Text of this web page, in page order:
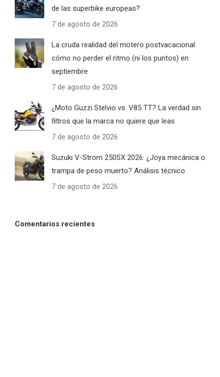
de las superbike europeas?
7 de agosto de 2026
La cruda realidad del motero postvacacional:
cómo no perder el ritmo (ni los puntos) en
septiembre
7 de agosto de 2026
¿Moto Guzzi Stelvio vs. V85 TT? La verdad sin
filtros que la marca no quiere que leas
7 de agosto de 2026
Suzuki V-Strom 250SX 2026: ¿Joya mecánica o
trampa de peso muerto? Análisis técnico
7 de agosto de 2026
Comentarios recientes